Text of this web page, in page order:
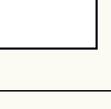
an der Havel
III –